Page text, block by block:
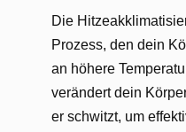
Die
Prozess, den dein
an höhere
verändert dein
er schwitzt, um